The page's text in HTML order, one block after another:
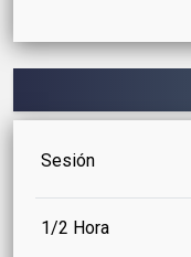
Sesión
1/2 Hora